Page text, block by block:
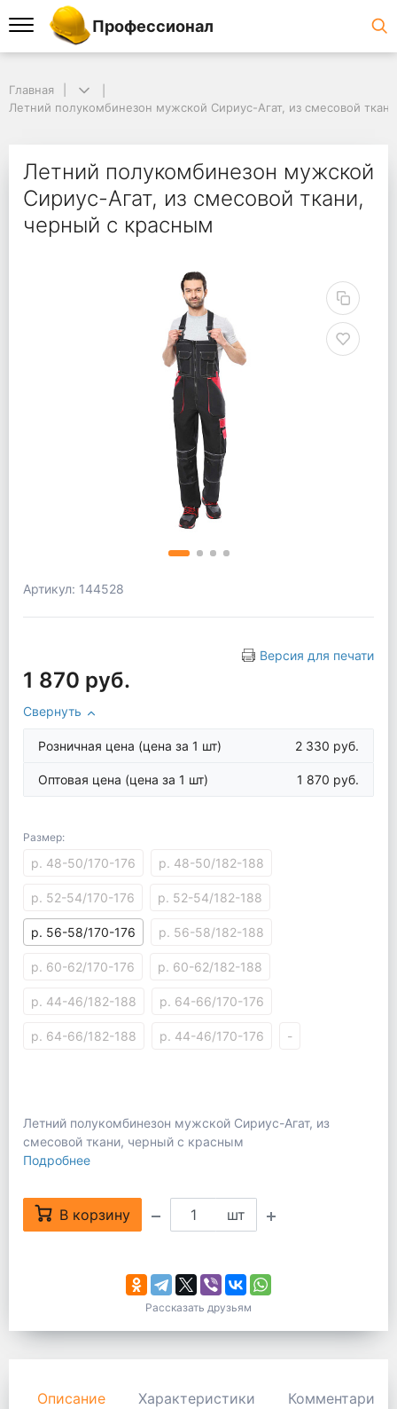
Профессионал
Главная
Летний полукомбинезон мужской Сириус-Агат, из смесовой
Летний полукомбинезон мужской
Сириус-Агат, из смесовой ткани,
черный с красным
Артикул: 144528
Версия для печати
1 870 руб.
Свернуть
Розничная цена (цена за 1 шт) 2 330 руб.
Оптовая цена (цена за 1 шт) 1 870 руб.
Размер:
р. 48-50/170-176 р. 48-50/182-188
р. 52-54/170-176 р. 52-54/182-188
р. 56-58/170-176 р. 56-58/182-188
р. 60-62/170-176 р. 60-62/182-188
р. 44-46/182-188 р. 64-66/170-176
р. 64-66/182-188 р. 44-46/170-176 -
Летний полукомбинезон мужской Сириус-Агат, из
смесовой ткани, черный с красным
Подробнее
В корзину шт
Рассказать друзьям
Описание Характеристики Комментарии